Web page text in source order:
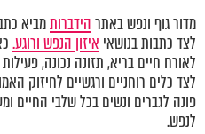
מדור גוף ונפש באתרהידברותמביא
לצד כתבות בנושאי איזון הנפש ורוגע.
לאורח חיים בריא, תזונה נכונה, פעילות
לצד כלים רוחניים ורגשיים לחיזוק
פונה לגברים ונשים בכל שלבי החיים
לנפש.